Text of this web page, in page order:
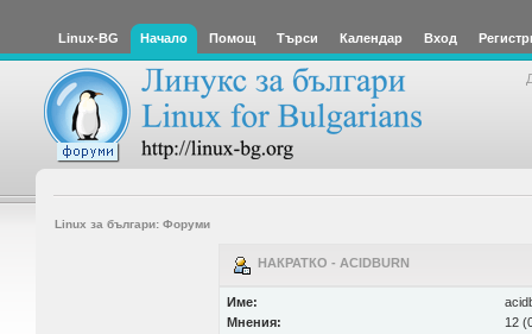
Linux-BG Начало Помощ Търси Календар Вход
Linux за българи: Форуми
НАКРАТКО - ACIDBURN
Име:
Мнения:
12